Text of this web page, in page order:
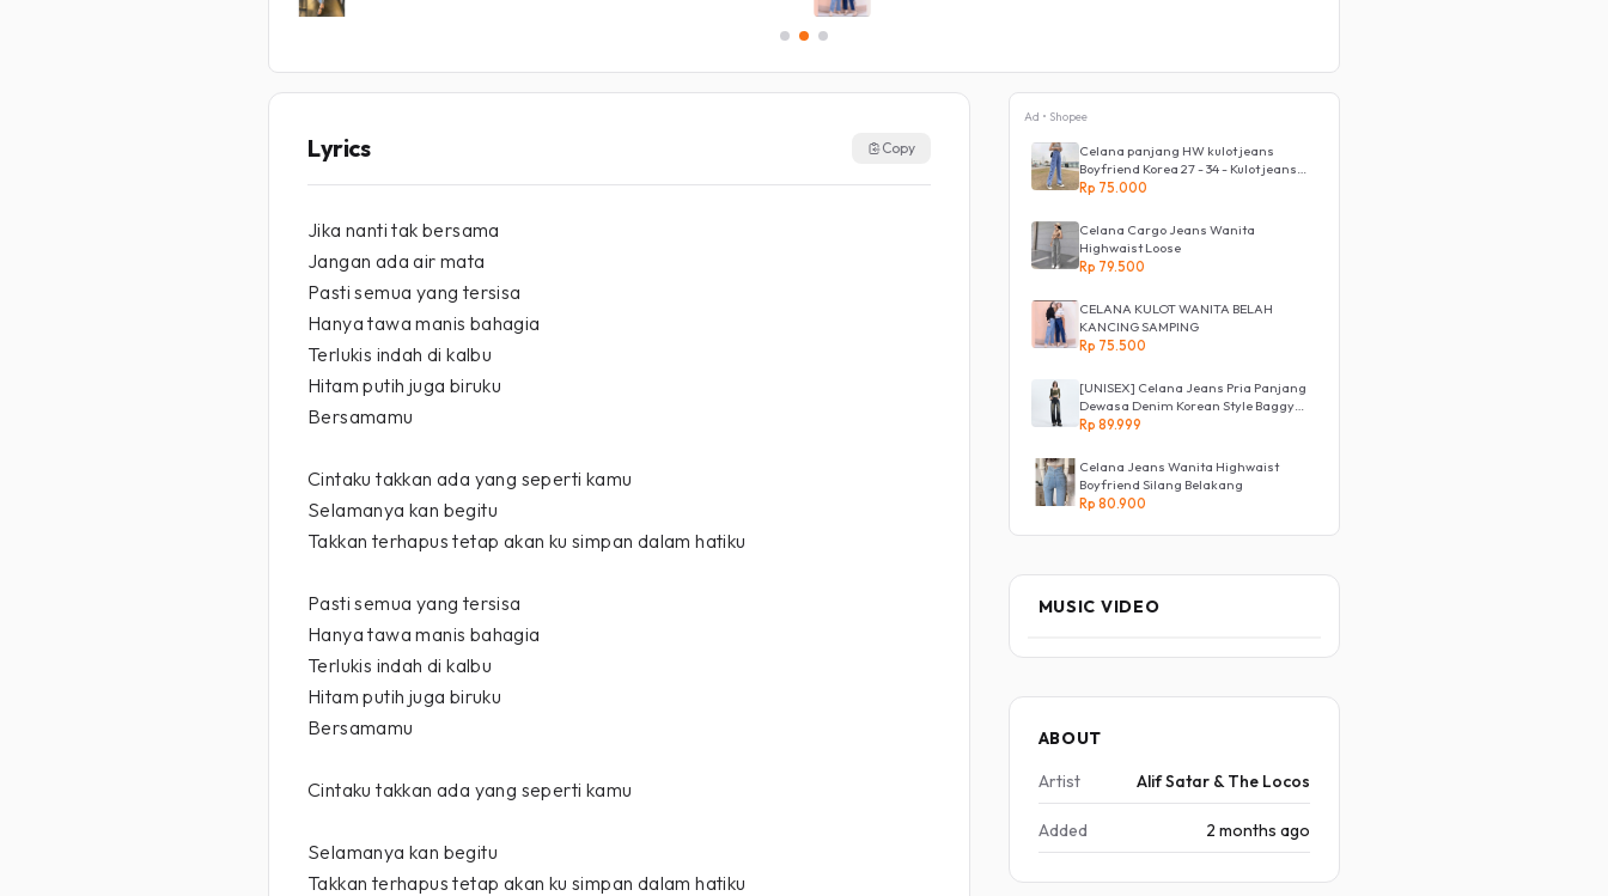
Lyrics Copy
Jika nanti tak bersama
Jangan ada air mata
Pasti semua yang tersisa
Hanya tawa manis bahagia
Terlukis indah di kalbu
Hitam putih juga biruku
Bersamamu
Cintaku takkan ada yang seperti kamu
Selamanya kan begitu
Takkan terhapus tetap akan ku simpan dalam hatiku
Pasti semua yang tersisa
Hanya tawa manis bahagia
Terlukis indah di kalbu
Hitam putih juga biruku
Bersamamu
Cintaku takkan ada yang seperti kamu
Selamanya kan begitu
Takkan terhapus tetap akan ku simpan dalam hatiku
Ad • Shopee
Celana panjang HW kulot jeans
Boyfriend Korea 27 - 34 - Kulot jeans
LOVE
Rp 75.000
Celana Cargo Jeans Wanita
Highwaist Loose
Rp 79.500
CELANA KULOT WANITA BELAH
KANCING SAMPING
Rp 75.500
[UNISEX] Celana Jeans Pria Panjang
Dewasa Denim Korean Style Baggy
Pants Jeans HighWaist Murah
Rp 89.999
Celana Jeans Wanita Highwaist
Boyfriend Silang Belakang
Rp 80.900
MUSIC VIDEO
ABOUT
Artist
Alif Satar & The Locos
Added 2 months ago